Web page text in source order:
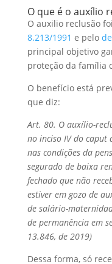
O que é o auxílio
O auxilio reclusão
8.213/1991 e pelo
principal objetivo
proteção da família
O benefício está
que diz:
Art. 80. O auxílio-
no inciso IV do caput
nas condições da
segurado de baixa
fechado que não
estiver em gozo de
de salário-
de permanência em
13.846, de 2019)
Dessa forma, só